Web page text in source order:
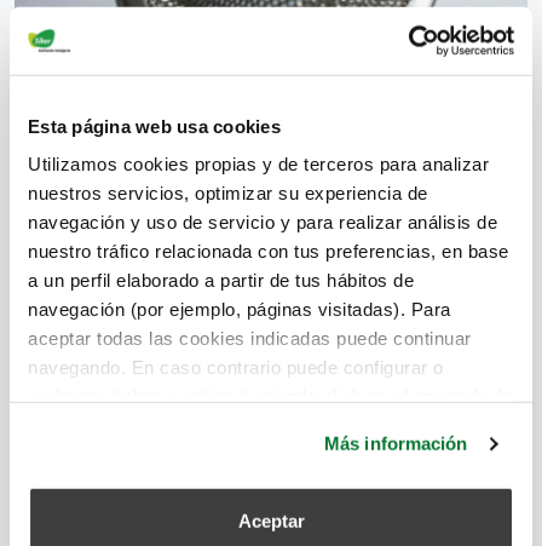
Esta página web usa cookies
Utilizamos cookies propias y de terceros para analizar
nuestros servicios, optimizar su experiencia de
navegación y uso de servicio y para realizar análisis de
nuestro tráfico relacionada con tus preferencias, en base
a un perfil elaborado a partir de tus hábitos de
navegación (por ejemplo, páginas visitadas). Para
aceptar todas las cookies indicadas puede continuar
navegando. En caso contrario puede configurar o
Más información
Aceptar
Los filtros de aire son dispositivos diseñados para
disminuir la concentración de las partículas que se
encuentran en suspensión en el aire.
separadores de polvo,partículas en suspensión,pérdida de
carga ,calidad del aire, filtro de aire ,filtros electrostáticos
filtros húmedos,filtros secos,separadores por gravedad
separadores por fuerza de inercia,separadores húmedos
Filtros para la contaminación